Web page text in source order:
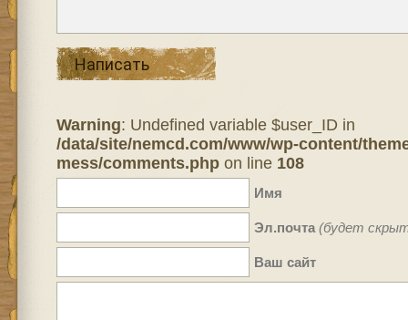
Написать
Warning: Undefined variable $user_ID in
/data/site/nemcd.com/www/wp-content/
mess/comments.phpon line 108
Имя
Эл.почта (будет
Ваш сайт